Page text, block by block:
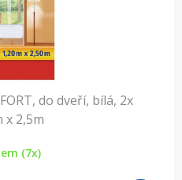
do dveří, bílá, 2x
x 2,5m
(7x)